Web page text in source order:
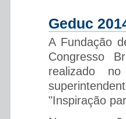
Geduc
A Fundação
Congresso
realizado
"Inspiração